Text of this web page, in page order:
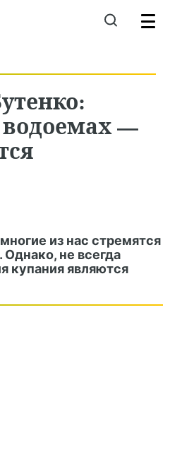
—
из нас стремятся
не всегда
купания являются